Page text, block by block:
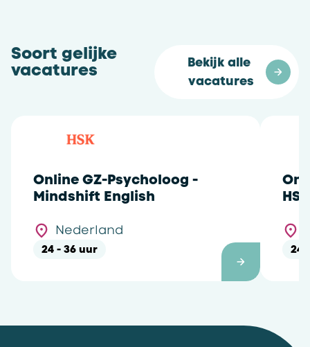
Soort gelijke
vacatures
Bekijk alle
vacatures
Online GZ-Psycholoog -
Mindshift English
Nederland
24 - 36 uur 24